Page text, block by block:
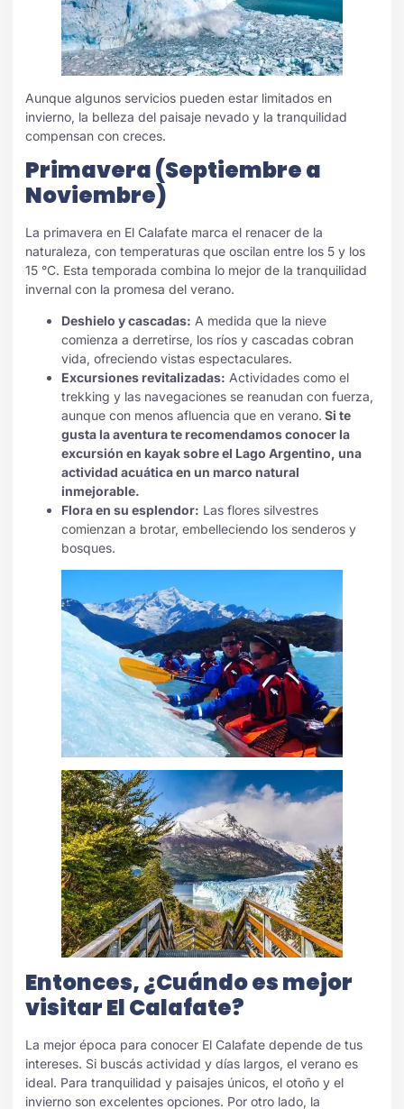
Aunque algunos servicios pueden estar limitados en
invierno, la belleza del paisaje nevado y la tranquilidad
compensan con creces.
Primavera (Septiembre a
Noviembre)
La primavera en El Calafate marca el renacer de la
naturaleza, con temperaturas que oscilan entre los 5 y los
15 °C. Esta temporada combina lo mejor de la tranquilidad
invernal con la promesa del verano.
Deshielo y cascadas: A medida que la nieve
comienza a derretirse, los ríos y cascadas cobran
vida, ofreciendo vistas espectaculares.
Excursiones revitalizadas: Actividades como el
trekking y las navegaciones se reanudan con fuerza,
aunque con menos afluencia que en verano. Si te
gusta la aventura te recomendamos conocer la
excursión en kayak sobre el Lago Argentino, una
actividad acuática en un marco natural
inmejorable.
Flora en su esplendor: Las flores silvestres
comienzan a brotar, embelleciendo los senderos y
bosques.
Entonces, ¿Cuándo es mejor
visitar El Calafate?
La mejor época para conocer El Calafate depende de tus
intereses. Si buscás actividad y días largos, el verano es
ideal. Para tranquilidad y paisajes únicos, el otoño y el
invierno son excelentes opciones. Por otro lado, la